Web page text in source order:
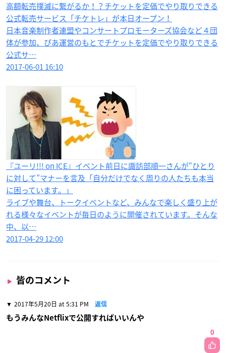
高額転売撲滅に繋がるか！？チケットを定価でやり取りできる
公式転売サービス「チケトレ」が本日オープン！
日本音楽制作者連盟やコンサートプロモーターズ協会など４団
体が参加、ぴあ運営のもとでチケットを定価でやり取りできる
公式サ…
2017-06-01 16:10
『ユーリ!!! on ICE​』イベント前日に諏訪部順一さんが“ひとり
に対して”マナーを言及「自分だけでなく周りの人たちも本当
に困っています。」
ライブや舞台、トークイベントなど、みんなで楽しく盛り上が
れる様々なイベントが毎日のように開催されています。そんな
中、以…
2017-04-29 12:00
皆のコメント
2017年5月20日 at 5:31 PM 返信
もうみんなNetflixで公開すればいいんや
0